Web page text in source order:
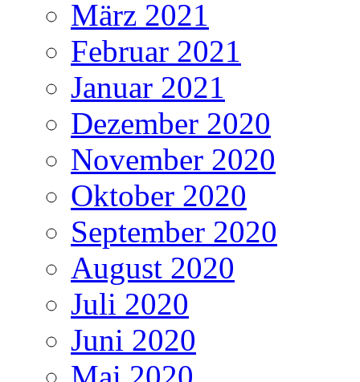
März 2021
Februar 2021
Januar 2021
Dezember 2020
November 2020
Oktober 2020
September 2020
August 2020
Juli 2020
Juni 2020